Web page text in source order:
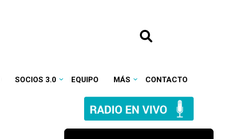
SOCIOS 3.0 EQUIPO MÁS CONTACTO